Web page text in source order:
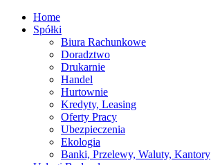
Home
Spółki
Biura Rachunkowe
Doradztwo
Drukarnie
Handel
Hurtownie
Kredyty, Leasing
Oferty Pracy
Ubezpieczenia
Ekologia
Banki, Przelewy, Waluty, Kantory